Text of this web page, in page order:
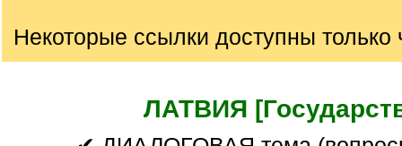
Некоторые ссылки доступны только
ЛАТВИЯ